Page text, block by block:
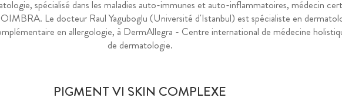
spécialisé dans les maladies auto-immunes et auto-inflammatoires, médecin
Le docteur Raul Yaguboglu (Université d'Istanbul) est spécialiste en
en allergologie, à DermAllegra - Centre international de médecine
de dermatologie.
PIGMENT VI SKIN COMPLEXE